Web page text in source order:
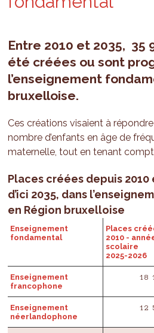
Entre 2010 et 2035, 35
été créées ou sont
l’enseignement
bruxelloise.
Ces créations visaient à
nombre d’enfants en âge de
maternelle, tout en tenant
Places créées depuis
d’ici 2035, dans
en Région bruxelloise
Enseignement
fondamental
Places
2010 -
scolaire
2025-2026
Enseignement
francophone
18
Enseignement
néerlandophone
12